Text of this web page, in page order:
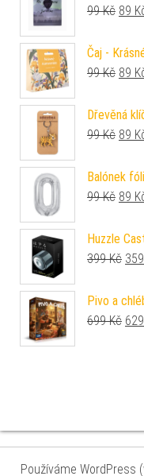
99Kč 89
Čaj -
99Kč 89
Dřevěná
99Kč 89
Balónek
99Kč 89
Huzzle
399Kč 359
Pivo a
699Kč 629
Používáme WordPress